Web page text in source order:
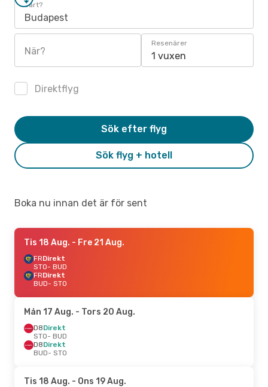
Vart?
Budapest
När?
Resenärer
1 vuxen
Direktflyg
Sök flyg + hotell
Sök efter flyg
Boka nu innan det är för sent
Tis 18 Aug. - Fre 21 Aug.
FRDirekt
STO- BUD
FRDirekt
BUD- STO
Mån 17 Aug. - Tors 20 Aug.
D8Direkt
STO- BUD
D8Direkt
BUD- STO
Tis 18 Aug. - Ons 19 Aug.